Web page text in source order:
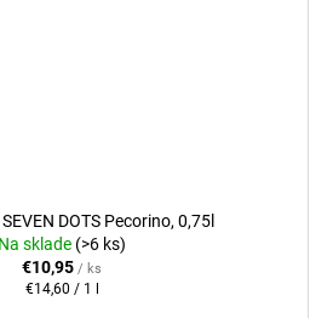
DOTS Pecorino, 0,75l
Na sklade (>6 ks)
€10,95 / ks
Jednotková
€14,60 / 1 l